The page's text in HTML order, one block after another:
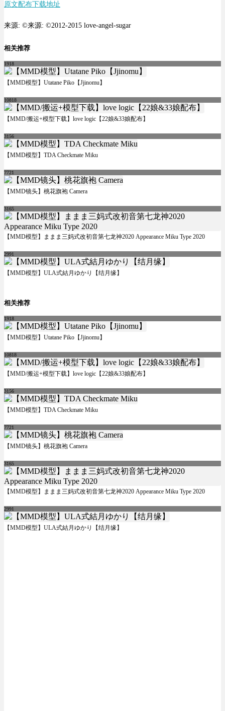
原文配布下载地址
来源: ©来源: ©2012-2015 love-angel-sugar
相关推荐
1918
【MMD模型】Utatane Piko【Jjinomu】
10818
【MMD/搬运+模型下载】love logic【22娘&33娘配布】
3156
【MMD模型】TDA Checkmate Miku
7721
【MMD镜头】桃花旗袍 Camera
3165
【MMD模型】ままま三妈式改初音第七龙神2020 Appearance Miku Type 2020
2991
【MMD模型】ULA式結月ゆかり【结月缘】
相关推荐
1918
【MMD模型】Utatane Piko【Jjinomu】
10818
【MMD/搬运+模型下载】love logic【22娘&33娘配布】
3156
【MMD模型】TDA Checkmate Miku
7721
【MMD镜头】桃花旗袍 Camera
3165
【MMD模型】ままま三妈式改初音第七龙神2020 Appearance Miku Type 2020
2991
【MMD模型】ULA式結月ゆかり【结月缘】